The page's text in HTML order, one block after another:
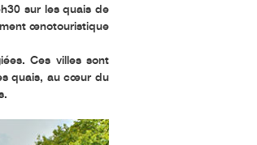
sur les quais de
œnotouristique
Ces villes sont
quais, au cœur du